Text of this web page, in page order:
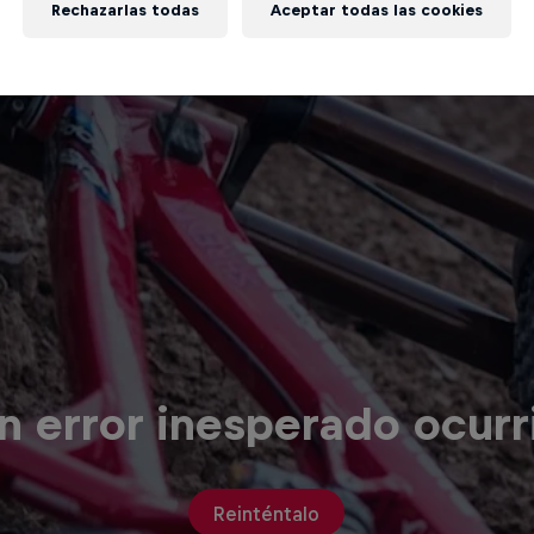
error inesperado
Reinténtalo
Rechazarlas todas Aceptar todas las cookies